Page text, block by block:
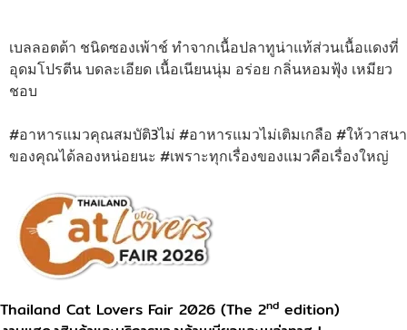
เบลลอตต้า ชนิดซองเพ้าช์ ทำจากเนื้อปลาทูน่าแท้ส่วนเนื้อแดงที่
อุดมโปรตีน บดละเอียด เนื้อเนียนนุ่ม อร่อย กลิ่นหอมฟุ้ง เหมียว
ชอบ
#อาหารแมวคุณสมบัติ3ไม่ #อาหารแมวไม่เติมเกลือ #ให้วาสนา
ของคุณได้ลองหน่อยนะ #เพราะทุกเรื่องของแมวคือเรื่องใหญ่
Thailand Cat Lovers Fair 2026 (The 2nd edition)